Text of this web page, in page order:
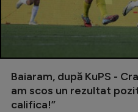
Baiaram, după KuPS -
am scos un rezultat
califica!”